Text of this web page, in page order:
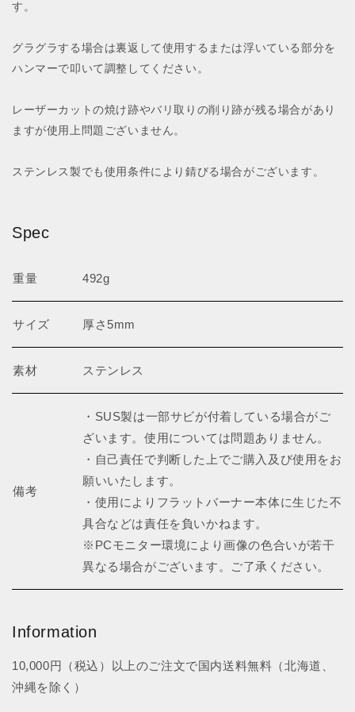
す。
グラグラする場合は裏返して使用するまたは浮いている部分を
ハンマーで叩いて調整してください。
レーザーカットの焼け跡やバリ取りの削り跡が残る場合があり
ますが使用上問題ございません。
ステンレス製でも使用条件により錆びる場合がございます。
Spec
重量 492g
サイズ 厚さ5mm
素材 ステンレス
備考
・SUS製は一部サビが付着している場合がご
ざいます。使用については問題ありません。
・自己責任で判断した上でご購入及び使用をお
願いいたします。
・使用によりフラットバーナー本体に生じた不
具合などは責任を負いかねます。
※PCモニター環境により画像の色合いが若干
異なる場合がございます。ご了承ください。
Information
10,000円（税込）以上のご注文で国内送料無料（北海道、
沖縄を除く）